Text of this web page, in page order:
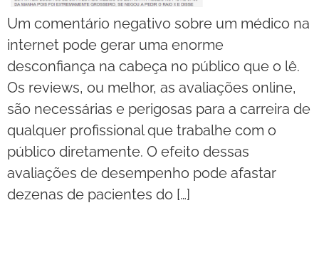
Um comentário negativo sobre um médico na
internet pode gerar uma enorme
desconfiança na cabeça no público que o lê.
Os reviews, ou melhor, as avaliações online,
são necessárias e perigosas para a carreira de
qualquer profissional que trabalhe com o
público diretamente. O efeito dessas
avaliações de desempenho pode afastar
dezenas de pacientes do […]